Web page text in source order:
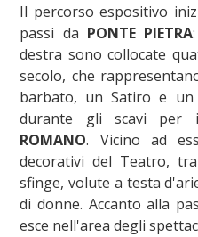
Il percorso espositivo
passi da PONTE PIETRA
destra sono collocate
secolo, che
barbato, un Satiro e un
durante gli scavi per
ROMANO. Vicino ad
decorativi del Teatro,
sfinge, volute a testa
di donne. Accanto alla
esce nell'area degli